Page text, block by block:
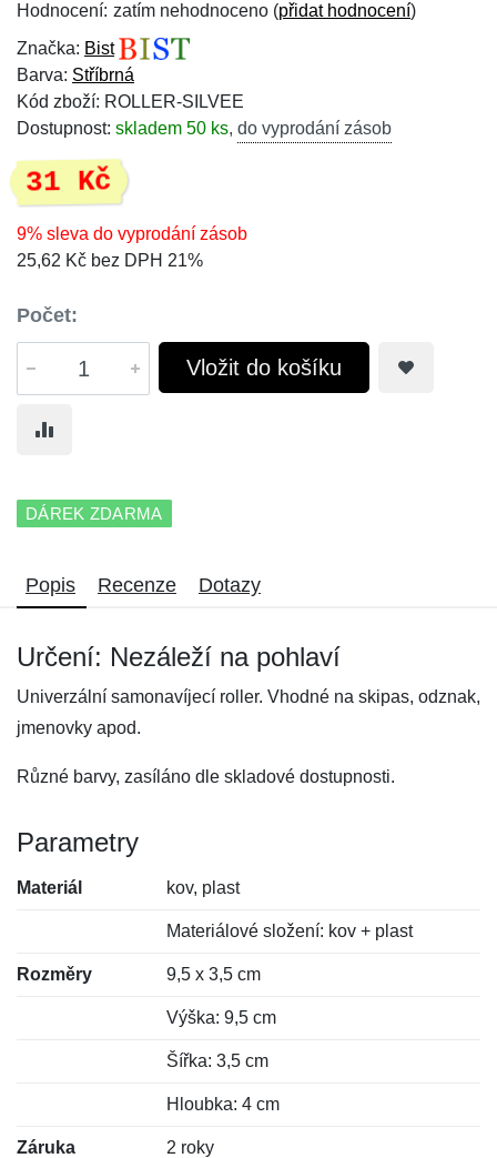
Hodnocení: zatím nehodnoceno (přidat hodnocení)
Značka: Bist
Barva: Stříbrná
Kód zboží: ROLLER-SILVEE
Dostupnost: skladem 50 ks, do vyprodání zásob
31 Kč
9% sleva do vyprodání zásob
25,62 Kč bez DPH 21%
Počet:
Vložit do košíku
DÁREK ZDARMA
Popis Recenze Dotazy
Určení: Nezáleží na pohlaví
Univerzální samonavíjecí roller. Vhodné na skipas, odznak,
jmenovky apod.
Různé barvy, zasíláno dle skladové dostupnosti.
Parametry
Materiál kov, plast
Materiálové složení: kov + plast
Rozměry 9,5 x 3,5 cm
Výška: 9,5 cm
Šířka: 3,5 cm
Hloubka: 4 cm
Záruka 2 roky